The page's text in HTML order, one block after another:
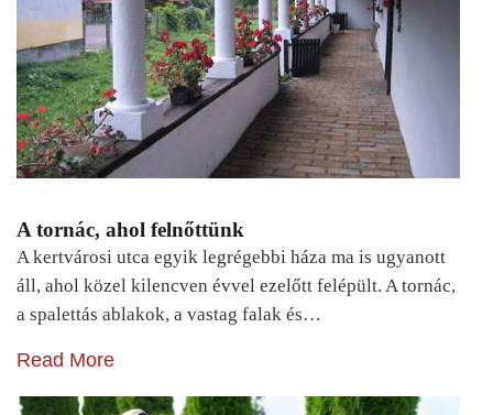
A tornác, ahol felnőttünk
A kertvárosi utca egyik legrégebbi háza ma is ugyanott
áll, ahol közel kilencven évvel ezelőtt felépült. A tornác,
a spalettás ablakok, a vastag falak és…
Read More